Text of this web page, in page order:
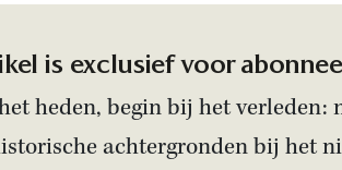
is exclusief voor
heden, begin bij het verleden:
achtergronden bij het